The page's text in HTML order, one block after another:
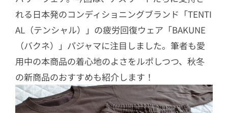
れる日本発のコンディショニングブランド「TENTI
AL（テンシャル）」の疲労回復ウェア「BAKUNE
（バクネ）」パジャマに注目しました。筆者も愛
用中の本商品の着心地のよさをルポしつつ、秋冬
の新商品のおすすめも紹介します！